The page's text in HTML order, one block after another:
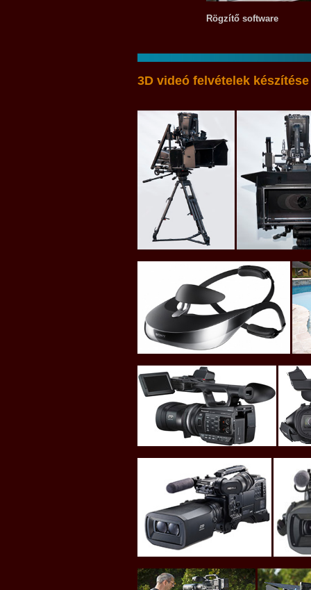
Rögzítő software
3D videó felvételek készítése